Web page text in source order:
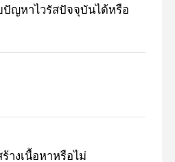
ปัญหาไวรัสปัจจุบันได้หรือ
างเนื้อหาหรือไม่